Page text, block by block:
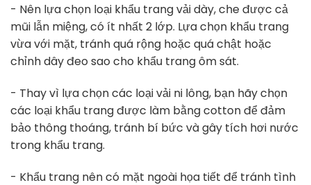
- Nên lựa chọn loại khẩu trang vải dày, che được cả
mũi lẫn miệng, có ít nhất 2 lớp. Lựa chọn khẩu trang
vừa với mặt, tránh quá rộng hoặc quá chật hoặc
chỉnh dây đeo sao cho khẩu trang ôm sát.
- Thay vì lựa chọn các loại vải ni lông, bạn hãy chọn
các loại khẩu trang được làm bằng cotton để đảm
bảo thông thoáng, tránh bí bức và gây tích hơi nước
trong khẩu trang.
- Khẩu trang nên có mặt ngoài họa tiết để tránh tình